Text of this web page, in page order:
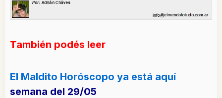
También podés leer
El Maldito Horóscopo ya está aquí
semana del 29/05